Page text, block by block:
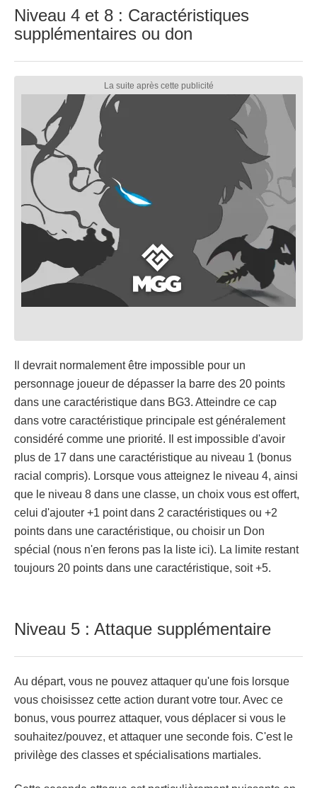
Niveau 4 et 8 : Caractéristiques
supplémentaires ou don
Il devrait normalement être impossible pour un
personnage joueur de dépasser la barre des 20 points
dans une caractéristique dans BG3. Atteindre ce cap
dans votre caractéristique principale est généralement
considéré comme une priorité. Il est impossible d'avoir
plus de 17 dans une caractéristique au niveau 1 (bonus
racial compris). Lorsque vous atteignez le niveau 4, ainsi
que le niveau 8 dans une classe, un choix vous est offert,
celui d'ajouter +1 point dans 2 caractéristiques ou +2
points dans une caractéristique, ou choisir un Don
spécial (nous n'en ferons pas la liste ici). La limite restant
toujours 20 points dans une caractéristique, soit +5.
Niveau 5 : Attaque supplémentaire
Au départ, vous ne pouvez attaquer qu'une fois lorsque
vous choisissez cette action durant votre tour. Avec ce
bonus, vous pourrez attaquer, vous déplacer si vous le
souhaitez/pouvez, et attaquer une seconde fois. C'est le
privilège des classes et spécialisations martiales.